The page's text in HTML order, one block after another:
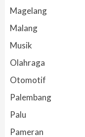
Magelang
Malang
Musik
Olahraga
Otomotif
Palembang
Palu
Pameran